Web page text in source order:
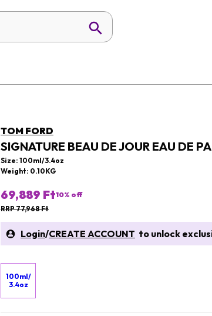
TOM FORD
SIGNATURE BEAU DE JOUR EAU DE
Size: 100ml/3.4oz
Weight: 0.10KG
69,889 Ft10% off
RRP 77,968 Ft
Login/CREATE ACCOUNT to unlock
100ml/
3.4oz